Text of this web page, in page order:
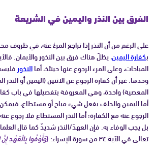
الفرق بين النذر واليمين في الشريعة
على الرغم من أن النذر إذا تراجع المرءُ عنه، في ظروف
بكفارة اليمين، يظلّ هناك فرق بين النذور والأيمان.
المباحات، وعلى المرء الرجوع عنها حينئذ، أماالنذور
وحدها. غير أن كفارة الرجوع عن الاثنين (اليمين أو النذر
المعصية) واحدة، وهي المعروفة بتفصيلها في باب
أما اليمين والحلف بفعل شيء مباح أو مستطاع، فيمكن
الرجوع عنه مع الكفارة؛ أما النذر المستطاع فلا رجوع
بل يجب الوفاء به. فإن العهدَ/النذر شديدٌ كما قال
تعالى في الآية ٣٤ من سورة الإسراء:
{وَأَوْفُوا بِالْعَهْدِ